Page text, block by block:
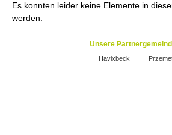
Es konnten leider keine Elemente in
werden.
Unsere
Havixbeck